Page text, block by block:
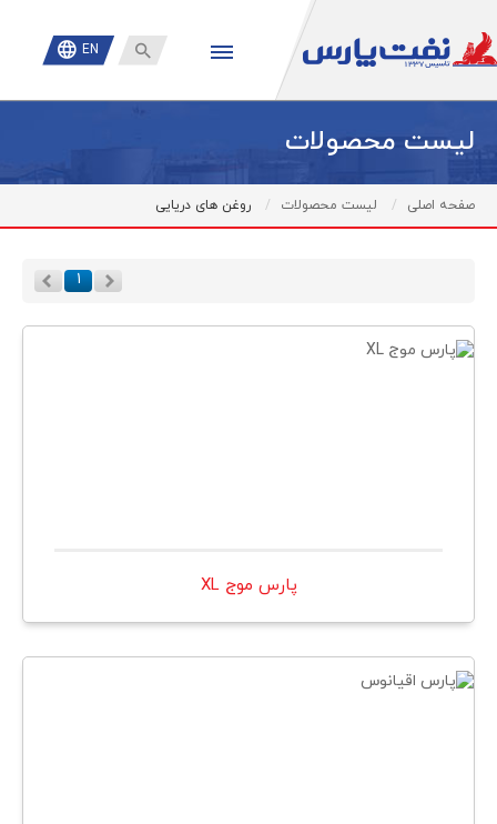
 EN
لیست محصولات
صفحه اصلی لیست محصولات روغن های دریایی
۱
پارس موج XL